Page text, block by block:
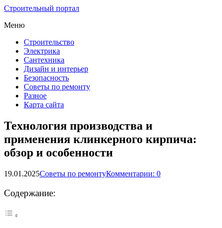
Строительный портал
Меню
Строительство
Электрика
Сантехника
Дизайн и интерьер
Безопасность
Советы по ремонту
Разное
Карта сайта
Технология производства и
применения клинкерного кирпича:
обзор и особенности
19.01.2025Советы по ремонтуКомментарии: 0
Содержание: